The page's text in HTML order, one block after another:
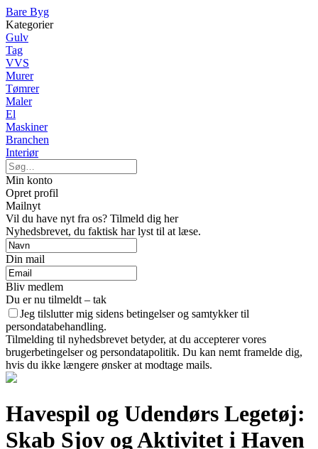
Bare Byg
Kategorier
Gulv
Tag
VVS
Murer
Tømrer
Maler
El
Maskiner
Branchen
Interiør
Min konto
Opret profil
Mailnyt
Vil du have nyt fra os? Tilmeld dig her
Nyhedsbrevet, du faktisk har lyst til at læse.
Din mail
Bliv medlem
Du er nu tilmeldt – tak
Jeg tilslutter mig sidens betingelser og samtykker til
persondatabehandling.
Tilmelding til nyhedsbrevet betyder, at du accepterer vores
brugerbetingelser og persondatapolitik. Du kan nemt framelde dig,
hvis du ikke længere ønsker at modtage mails.
Havespil og Udendørs Legetøj:
Skab Sjov og Aktivitet i Haven